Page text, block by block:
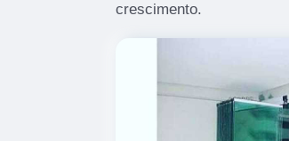
crescimento.